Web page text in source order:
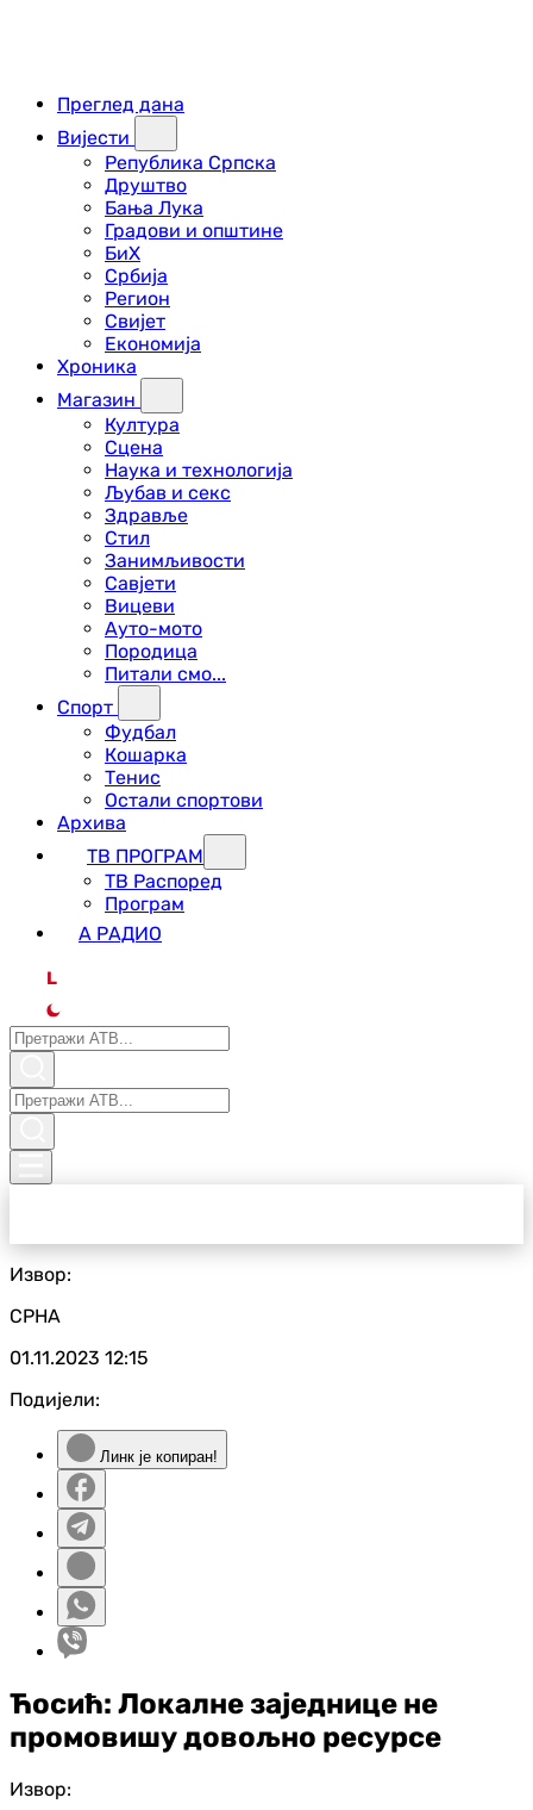
Преглед дана
Вијести
Република Српска
Друштво
Бања Лука
Градови и општине
БиХ
Србија
Регион
Свијет
Економија
Хроника
Магазин
Култура
Сцена
Наука и технологија
Љубав и секс
Здравље
Стил
Занимљивости
Савјети
Вицеви
Ауто-мото
Породица
Питали смо...
Спорт
Фудбал
Кошарка
Тенис
Остали спортови
Архива
ТВ ПРОГРАМ
ТВ Распоред
Програм
А РАДИО
L
Извор:
СРНА
01.11.2023 12:15
Подијели:
Линк је копиран!
Ћосић: Локалне заједнице не
промовишу довољно ресурсе
Извор: